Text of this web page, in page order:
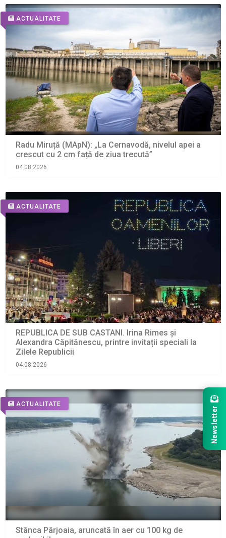
ACTUALITATE
Radu Miruță (MApN): „La Cernavodă, nivelul apei a
crescut cu 2 cm față de ziua trecută”
04.08.2026
ACTUALITATE
REPUBLICA DE SUB CASTANI. Irina Rimes și
Alexandra Căpitănescu, printre invitații speciali la
Zilele Republicii
04.08.2026
ACTUALITATE
Stânca Pârjoaia, aruncată în aer cu 100 kg de
Newsletter